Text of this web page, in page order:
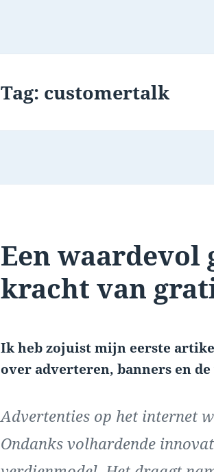
Tag: customertalk
Een waardevol
kracht van
Ik heb zojuist mijn eerste
over adverteren, banners en
Advertenties op het internet
Ondanks volhardende